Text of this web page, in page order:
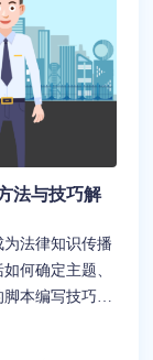
法与技巧解
法律知识传播
何确定主题、
本编写技巧。
播效果。通过